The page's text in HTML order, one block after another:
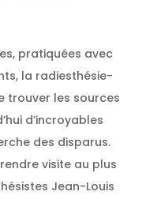
pratiquées avec
la radiesthésie-
trouver les sources
d’incroyables
des disparus.
visite au plus
Jean-Louis